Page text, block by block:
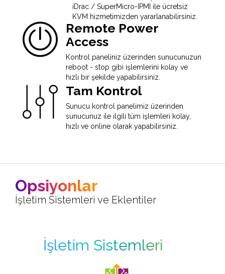
iDrac / SuperMicro-IPMI ile ücretsiz
KVM hizmetimizden yararlanabilirsiniz.
Remote Power
Access
Kontrol paneliniz üzerinden sunucunuzun
reboot - stop gibi işlemlerini kolay ve
hızlı bir şekilde yapabilirsiniz.
Tam Kontrol
Sunucu kontrol panelimiz üzerinden
sunucunuz ile ilgili tüm işlemleri kolay,
hızlı ve online olarak yapabilirsiniz.
Opsiyonlar
İşletim Sistemleri ve Eklentiler
İşletim Sistemleri